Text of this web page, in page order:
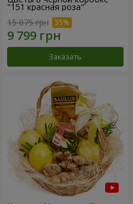
"151 красная роза"
15 075 грн
Заказать